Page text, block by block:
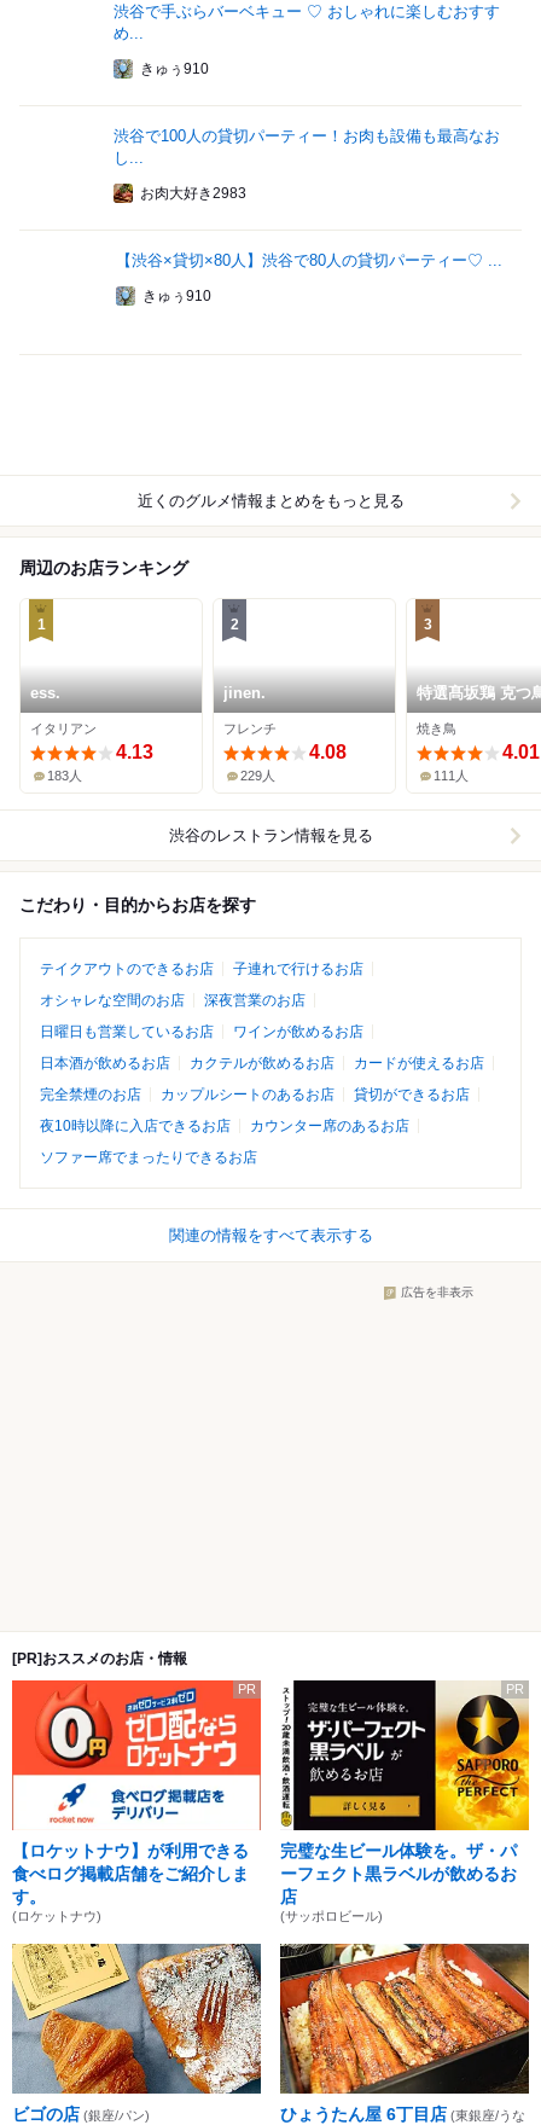
渋谷で手ぶらバーベキュー ♡ おしゃれに楽しむおすす
め...
きゅぅ910
渋谷で100人の貸切パーティー！お肉も設備も最高なお
し...
お肉大好き2983
【渋谷×貸切×80人】渋谷で80人の貸切パーティー♡ ...
きゅぅ910
近くのグルメ情報まとめをもっと見る
周辺のお店ランキング
1
ess.
イタリアン
4.13
183人
2
jinen.
フレンチ
4.08
229人
3
特選髙坂鶏 克つ
焼き鳥
4.01
111人
渋谷のレストラン情報を見る
こだわり・目的からお店を探す
テイクアウトのできるお店
子連れで行けるお店
オシャレな空間のお店
深夜営業のお店
日曜日も営業しているお店
ワインが飲めるお店
日本酒が飲めるお店
カクテルが飲めるお店
カードが使えるお店
完全禁煙のお店
カップルシートのあるお店
貸切ができるお店
夜10時以降に入店できるお店
カウンター席のあるお店
ソファー席でまったりできるお店
関連の情報をすべて表示する
広告を非表示
[PR]おススメのお店・情報
PR
【ロケットナウ】が利用できる
食べログ掲載店舗をご紹介しま
す。
(ロケットナウ)
PR
完璧な生ビール体験を。ザ・パ
ーフェクト黒ラベルが飲めるお
店
(サッポロビール)
ビゴの店 (銀座/パン) ひょうたん屋 6丁目店 (東銀座/うな